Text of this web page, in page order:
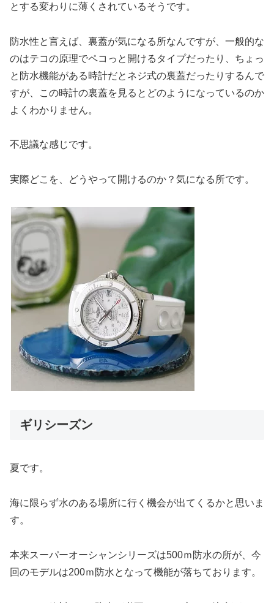
とする変わりに薄くされているそうです。
防水性と言えば、裏蓋が気になる所なんですが、一般的な
のはテコの原理でペコっと開けるタイプだったり、ちょっ
と防水機能がある時計だとネジ式の裏蓋だったりするんで
すが、この時計の裏蓋を見るとどのようになっているのか
よくわかりません。
不思議な感じです。
実際どこを、どうやって開けるのか？気になる所です。
ギリシーズン
夏です。
海に限らず水のある場所に行く機会が出てくるかと思いま
す。
本来スーパーオーシャンシリーズは500ｍ防水の所が、今
回のモデルは200ｍ防水となって機能が落ちております。